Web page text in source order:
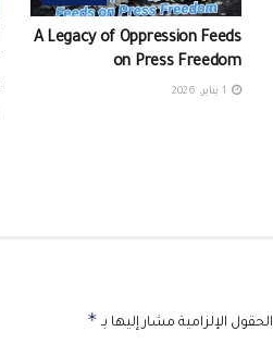
A Legacy of Oppression Feeds
on Press Freedom
الحقول الإلزامية مشار إليها بـ *